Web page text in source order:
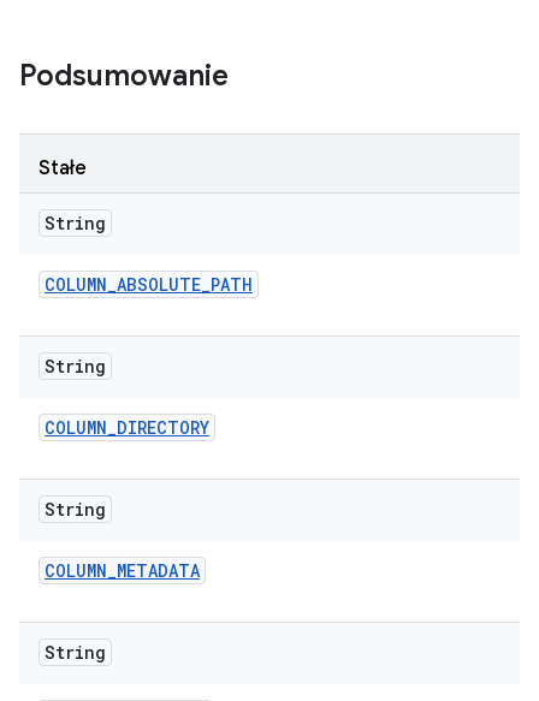
Podsumowanie
Stałe
String
COLUMN_ABSOLUTE_PATH
String
COLUMN_DIRECTORY
String
COLUMN_METADATA
String